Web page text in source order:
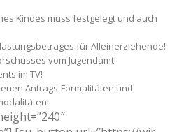
Kindes muss festgelegt und auch
für Alleinerziehende!
vom Jugendamt!
im TV!
Antrags-Formalitäten und